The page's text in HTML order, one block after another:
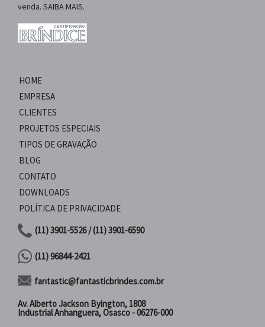
venda. SAIBA MAIS.
HOME
EMPRESA
CLIENTES
PROJETOS ESPECIAIS
TIPOS DE GRAVAÇÃO
BLOG
CONTATO
DOWNLOADS
POLÍTICA DE PRIVACIDADE
(11) 3901-5526 / (11) 3901-6590
(11) 96844-2421
fantastic@fantasticbrindes.com.br
Av. Alberto Jackson Byington, 1808
Industrial Anhanguera, Osasco - 06276-000